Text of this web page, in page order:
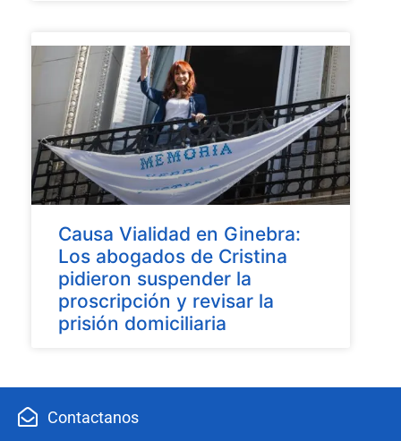
Causa Vialidad en Ginebra:
Los abogados de Cristina
pidieron suspender la
proscripción y revisar la
prisión domiciliaria
Contactanos